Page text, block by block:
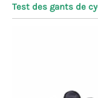
Test des gants de